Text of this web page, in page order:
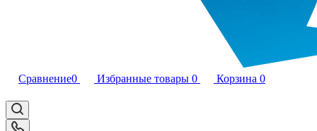
Сравнение0 Избранные товары 0 Корзина 0